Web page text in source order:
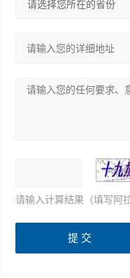
请输入计算结果（填写阿